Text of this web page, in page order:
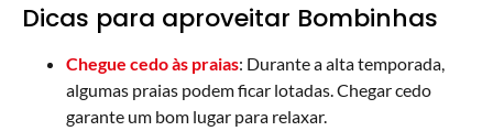
Dicas para aproveitar Bombinhas
Chegue cedo às praias: Durante a alta temporada,
algumas praias podem ficar lotadas. Chegar cedo
garante um bom lugar para relaxar.